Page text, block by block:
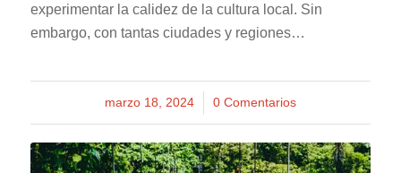
experimentar la calidez de la cultura local. Sin
embargo, con tantas ciudades y regiones…
marzo 18, 2024
/ 0 Comentarios